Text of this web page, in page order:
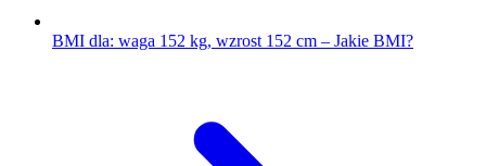
BMI dla: waga 152 kg, wzrost 152 cm – Jakie BMI?